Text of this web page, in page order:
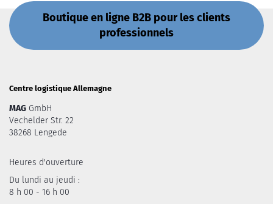
Boutique en ligne B2B pour les clients
professionnels
Centre logistique Allemagne
MAG GmbH
Vechelder Str. 22
38268 Lengede
Heures d'ouverture
Du lundi au jeudi :
8 h 00 - 16 h 00